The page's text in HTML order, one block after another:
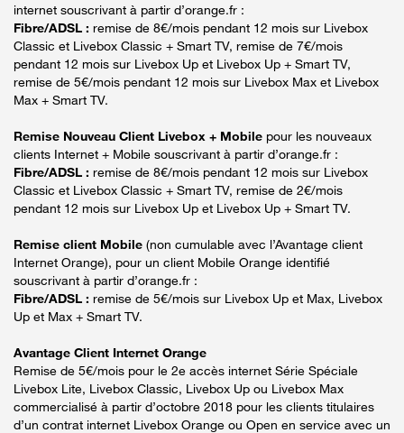
internet souscrivant à partir d’orange.fr :
Fibre/ADSL : remise de 8€/mois pendant 12 mois sur Livebox
Classic et Livebox Classic + Smart TV, remise de 7€/mois
pendant 12 mois sur Livebox Up et Livebox Up + Smart TV,
remise de 5€/mois pendant 12 mois sur Livebox Max et Livebox
Max + Smart TV.
Remise Nouveau Client Livebox + Mobile pour les nouveaux
clients Internet + Mobile souscrivant à partir d’orange.fr :
Fibre/ADSL : remise de 8€/mois pendant 12 mois sur Livebox
Classic et Livebox Classic + Smart TV, remise de 2€/mois
pendant 12 mois sur Livebox Up et Livebox Up + Smart TV.
Remise client Mobile (non cumulable avec l’Avantage client
Internet Orange), pour un client Mobile Orange identifié
souscrivant à partir d’orange.fr :
Fibre/ADSL : remise de 5€/mois sur Livebox Up et Max, Livebox
Up et Max + Smart TV.
Avantage Client Internet Orange
Remise de 5€/mois pour le 2e accès internet Série Spéciale
Livebox Lite, Livebox Classic, Livebox Up ou Livebox Max
commercialisé à partir d’octobre 2018 pour les clients titulaires
d’un contrat internet Livebox Orange ou Open en service avec un